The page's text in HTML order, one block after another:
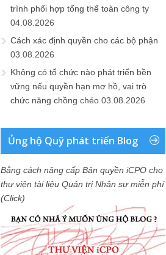
trình phối hợp tổng thể toàn công ty
04.08.2026
Cách xác định quyền cho các bộ phận
03.08.2026
Không có tổ chức nào phát triển bền
vững nếu quyền hạn mơ hồ, vai trò
chức năng chồng chéo 03.08.2026
Ủng hộ Quỹ phát triển Blog
Bằng cách nâng cấp Bản quyền iCPO cho
thư viện tài liệu Quản trị Nhân sự miễn phí
(Click)